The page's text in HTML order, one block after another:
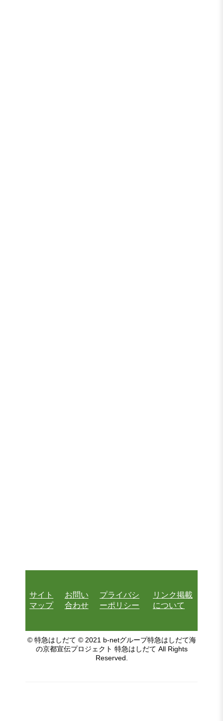
サイト
マップ
お問い
合わせ
プライバシ
ーポリシー
リンク掲載
について
© 特急はしだて © 2021 b-netグループ特急はしだて海
の京都宣伝プロジェクト 特急はしだて All Rights
Reserved.